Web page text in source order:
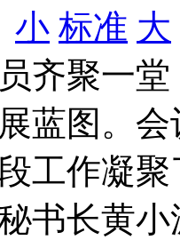
小 标准 大
齐聚一
蓝图。
工作凝
书长黄